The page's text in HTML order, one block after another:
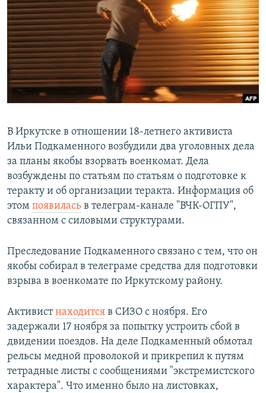
РАСПИСАНИЕ ВЕЩАНИЯ
ПОДПИШИТЕСЬ НА РАССЫЛКУ
СОЦИАЛЬНЫЕ СЕТИ
Все сайты РСЕ/РС
В Иркутске в отношении 18-летнего активиста
Ильи Подкаменного возбудили два уголовных дела
за планы якобы взорвать военкомат. Дела
возбуждены по статьям по статьям о подготовке к
теракту и об организации теракта. Информация об
этом появилась в телеграм-канале "ВЧК-ОГПУ",
связанном с силовыми структурами.
Преследование Подкаменного связано с тем, что он
якобы собирал в телеграме средства для подготовки
взрыва в военкомате по Иркутскому району.
Активистнаходится в СИЗО с ноября. Его
задержали 17 ноября за попытку устроить сбой в
двидении поездов. На деле Подкаменный обмотал
рельсы медной проволокой и прикрепил к путям
тетрадные листы с сообщениями "экстремистского
характера". Что именно было на листовках,